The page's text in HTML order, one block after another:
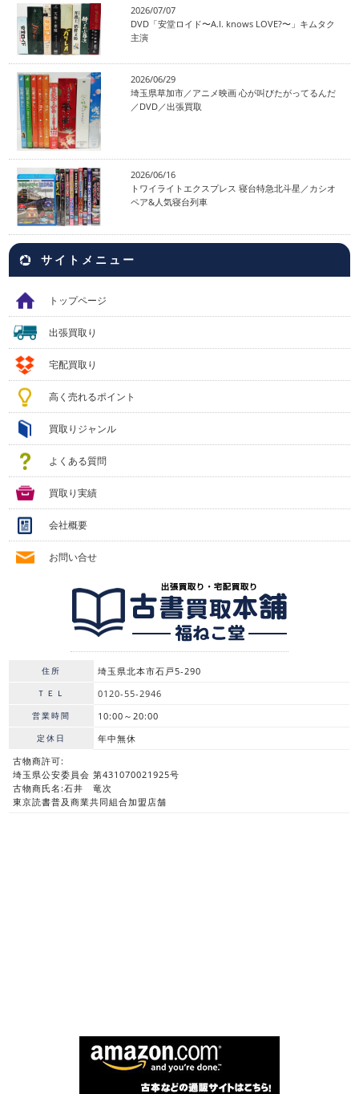
2026/07/07
DVD「安堂ロイド〜A.I. knows LOVE?〜」キムタク
主演
2026/06/29
埼玉県草加市／アニメ映画 心が叫びたがってるんだ
／DVD／出張買取
2026/06/16
トワイライトエクスプレス 寝台特急北斗星／カシオ
ペア&人気寝台列車
サイトメニュー
トップページ
出張買取り
宅配買取り
高く売れるポイント
買取りジャンル
よくある質問
買取り実績
会社概要
お問い合せ
住所 埼玉県北本市石戸5-290
ＴＥＬ 0120-55-2946
営業時間 10:00～20:00
定休日
年中無休
古物商許可:
埼玉県公安委員会 第431070021925号
古物商氏名:石井 竜次
東京読書普及商業共同組合加盟店舗